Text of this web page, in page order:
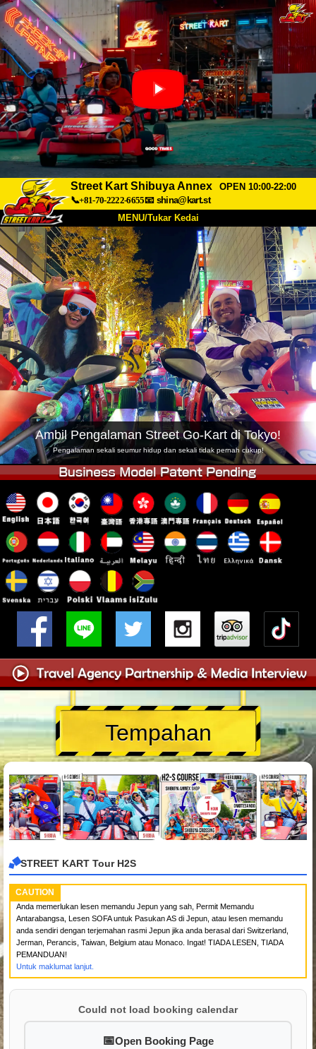
Street Kart Shibuya Annex
OPEN 10:00-22:00
📞+81-70-2222-6655📧 shina@kart.st
MENU/Tukar Kedai
Tentang Spesifikasi Harga
Akses Suara Soalan Lazim
Syarikat Tempahan
Tukar Kedai
Tokyo Shinagawa Tokyo Akihabara#1
Tokyo Akihabara#2 Tokyo Shibuya
Tokyo Shibuya Annex Tokyo Bay
Tokyo Asakusa Osaka
Okinawa
Ambil Pengalaman Street Go-Kart di Tokyo!
Pengalaman sekali seumur hidup dan sekali tidak pernah cukup!
Tempahan
STREET KART Tour H2S
CAUTION
Anda memerlukan lesen memandu Jepun yang sah, Permit Memandu
Antarabangsa, Lesen SOFA untuk Pasukan AS di Jepun, atau lesen memandu
anda sendiri dengan terjemahan rasmi Jepun jika anda berasal dari Switzerland,
Jerman, Perancis, Taiwan, Belgium atau Monaco. Ingat! TIADA LESEN, TIADA
PEMANDUAN!
Untuk maklumat lanjut.
Could not load booking calendar
Open Booking Page